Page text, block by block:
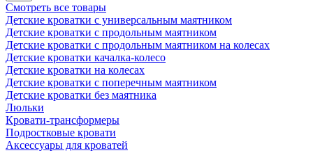
Смотреть все товары
Детские кроватки с универсальным маятником
Детские кроватки с продольным маятником
Детские кроватки с продольным маятником на колесах
Детские кроватки качалка-колесо
Детские кроватки на колесах
Детские кроватки с поперечным маятником
Детские кроватки без маятника
Люльки
Кровати-трансформеры
Подростковые кровати
Аксессуары для кроватей